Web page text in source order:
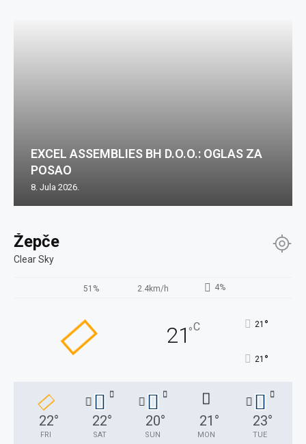
Žepče
Clear Sky
51% 2.4km/h 4%
21°C 21 °
21 °
22°
FRI
22°
SAT
20°
SUN
21 °
MON
23°
TUE
EXCEL ASSEMBLIES BH D.O.O.: OGLAS ZA
POSAO
8. Jula 2026.